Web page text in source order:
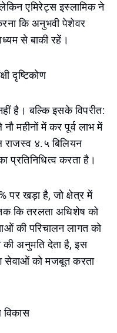
एमिरेट्स इस्लामिक ने
कि अनुभवी पेशेवर
से बाकी रहें।
दृष्टिकोण
है। बल्कि इसके विपरीत:
महीनों में कर पूर्व लाभ में
राजस्व ४.५ बिलियन
प्रतिनिधित्व करता है।
पर खड़ा है, जो क्षेत्र में
कि तरलता अधिशेष को
की परिचालन लागत को
की अनुमति देता है, इस
सेवाओं को मजबूत करता
विकास